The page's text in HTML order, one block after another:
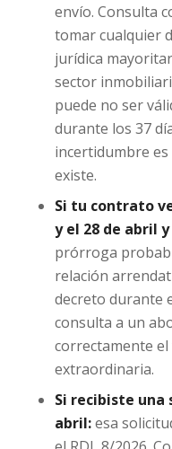
envío. Consulta
tomar cualquier
jurídica
sector
puede no ser
durante los 37
incertidumbre
existe.
Si tu contrato
y el 28 de abril
prórroga
relación
decreto durante
consulta a un
correctamente
extraordinaria.
Si recibiste una
abril:esa